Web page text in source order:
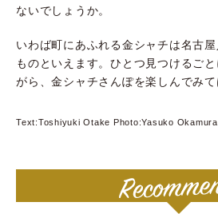
ないでしょうか。
いわば町にあふれる金シャチは名古
ものといえます。ひとつ見つけるご
がら、金シャチさんぽを楽しんでみて
Text:Toshiyuki Otake Photo:Yasuko Okamura